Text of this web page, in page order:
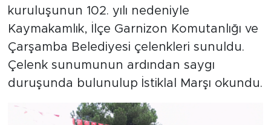
kuruluşunun 102. yılı nedeniyle
Kaymakamlık, İlçe Garnizon Komutanlığı ve
Çarşamba Belediyesi çelenkleri sunuldu.
Çelenk sunumunun ardından saygı
duruşunda bulunulup İstiklal Marşı okundu.